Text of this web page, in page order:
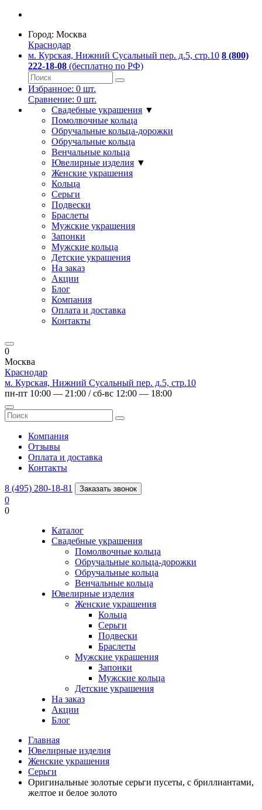
Город: Москва
Краснодар
м. Курская, Нижний Сусальный пер. д.5, стр.10 8 (800)
222-18-08 (бесплатно по РФ)
Избранное: 0 шт.
Сравнение: 0 шт.
Свадебные украшения ▼
Помолвочные кольца
Обручальные кольца-дорожки
Обручальные кольца
Венчальные кольца
Ювелирные изделия ▼
Женские украшения
Кольца
Серьги
Подвески
Браслеты
Мужские украшения
Запонки
Мужские кольца
Детские украшения
На заказ
Акции
Блог
Компания
Оплата и доставка
Контакты
0
Москва
Краснодар
м. Курская, Нижний Сусальный пер. д.5, стр.10
пн-пт 10:00 — 21:00 / сб-вс 12:00 — 18:00
Компания
Отзывы
Оплата и доставка
Контакты
8 (495) 280-18-81 Заказать звонок
0
0
Каталог
Свадебные украшения
Помолвочные кольца
Обручальные кольца-дорожки
Обручальные кольца
Венчальные кольца
Ювелирные изделия
Женские украшения
Кольца
Серьги
Подвески
Браслеты
Мужские украшения
Запонки
Мужские кольца
Детские украшения
На заказ
Акции
Блог
Главная
Ювелирные изделия
Женские украшения
Серьги
Оригинальные золотые серьги пусеты, с бриллиантами,
желтое и белое золото